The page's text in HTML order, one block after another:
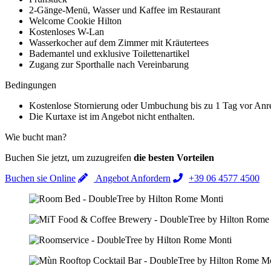
2-Gänge-Menü, Wasser und Kaffee im Restaurant
Welcome Cookie Hilton
Kostenloses W-Lan
Wasserkocher auf dem Zimmer mit Kräutertees
Bademantel und exklusive Toilettenartikel
Zugang zur Sporthalle nach Vereinbarung
Bedingungen
Kostenlose Stornierung oder Umbuchung bis zu 1 Tag vor
Die Kurtaxe ist im Angebot nicht enthalten.
Wie bucht man?
Buchen Sie jetzt, um zuzugreifen die besten Vorteilen
Buchen sie Online
Angebot Anfordern +39 06 4577 4500